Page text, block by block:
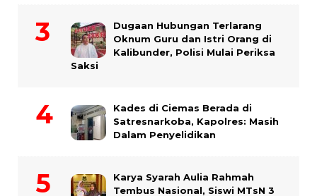
Dugaan Hubungan Terlarang
Oknum Guru dan Istri Orang di
Kalibunder, Polisi Mulai Periksa
Saksi
Kades di Ciemas Berada di
Satresnarkoba, Kapolres: Masih
Dalam Penyelidikan
Karya Syarah Aulia Rahmah
Tembus Nasional, Siswi MTsN 3